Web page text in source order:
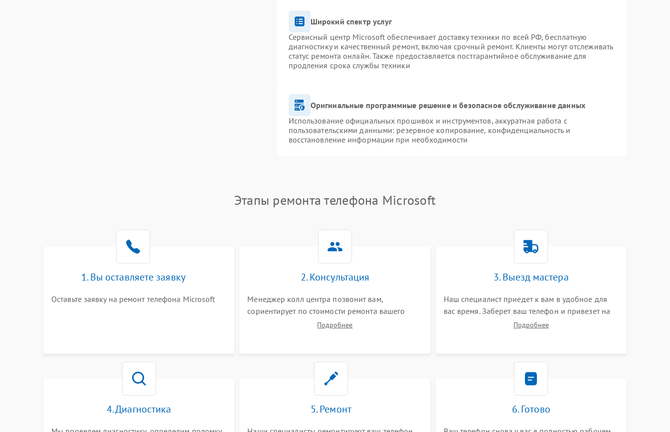
Широкий спектр услуг
Сервисный центр Microsoft обеспечивает доставку техники по всей РФ, бесплатную
диагностику и качественный ремонт, включая срочный ремонт. Клиенты могут отслеживать
статус ремонта онлайн. Также предоставляется постгарантийное обслуживание для
продления срока службы техники
Оригинальные программные решение и безопасное обслуживание данных
Использование официальных прошивок и инструментов, аккуратная работа с
пользовательскими данными: резервное копирование, конфиденциальность и
восстановление информации при необходимости
Этапы ремонта телефона Microsoft
1. Вы оставляете заявку
Оставьте заявку на ремонт телефона Microsoft
2. Консультация
Менеджер колл центра позвонит вам,
сориентирует по стоимости ремонта вашего
телефона а также ответит на все ваши вопросы.
Подробнее
3. Выезд мастера
Наш специалист приедет к вам в удобное для
вас время. Заберет ваш телефон и привезет на
склад для диагностики.Подробнее
4. Диагностика 5. Ремонт 6. Готово